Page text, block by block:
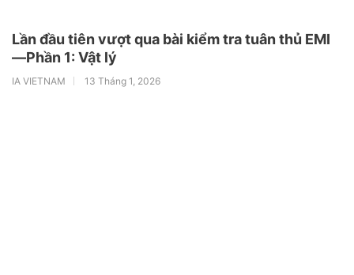
Lần đầu tiên vượt qua bài kiểm tra tuân thủ EMI
—Phần 1: Vật lý
IA VIETNAM 13 Tháng 1, 2026